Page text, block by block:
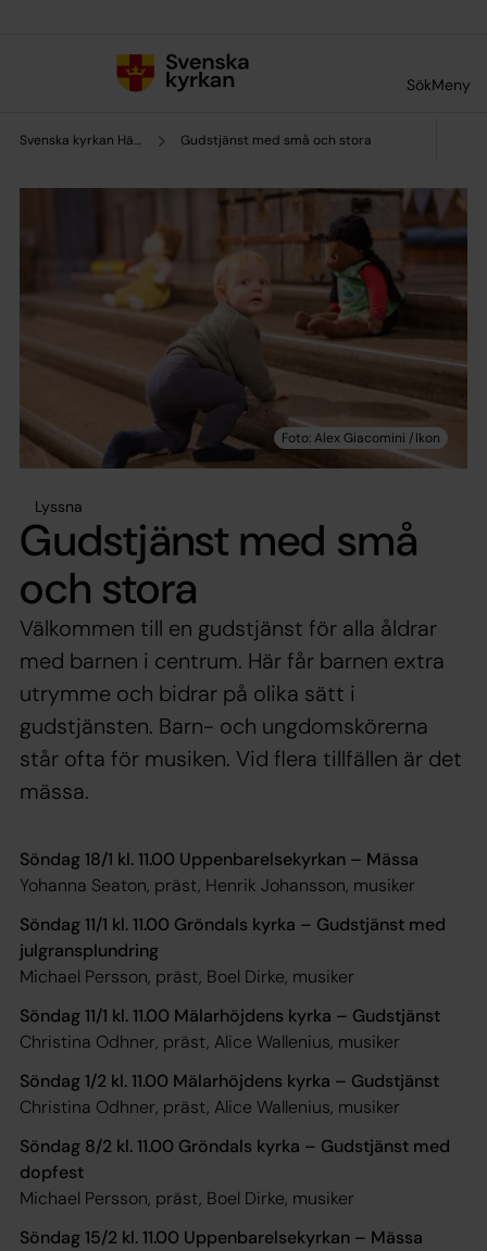
SökMeny
Svenska kyrkan Hägerstens församling Gudstjänst med små och stora
Lyssna
Gudstjänst med små
och stora
Välkommen till en gudstjänst för alla åldrar
med barnen i centrum. Här får barnen extra
utrymme och bidrar på olika sätt i
gudstjänsten. Barn- och ungdomskörerna
står ofta för musiken. Vid flera tillfällen är det
mässa.
Söndag 18/1 kl. 11.00 Uppenbarelsekyrkan – Mässa
Yohanna Seaton, präst, Henrik Johansson, musiker
Söndag 11/1 kl. 11.00 Gröndals kyrka – Gudstjänst med
julgransplundring
Michael Persson, präst, Boel Dirke, musiker
Söndag 11/1 kl. 11.00 Mälarhöjdens kyrka – Gudstjänst
Christina Odhner, präst, Alice Wallenius, musiker
Söndag 1/2 kl. 11.00 Mälarhöjdens kyrka – Gudstjänst
Christina Odhner, präst, Alice Wallenius, musiker
Söndag 8/2 kl. 11.00 Gröndals kyrka – Gudstjänst med
dopfest
Michael Persson, präst, Boel Dirke, musiker
Söndag 15/2 kl. 11.00 Uppenbarelsekyrkan – Mässa